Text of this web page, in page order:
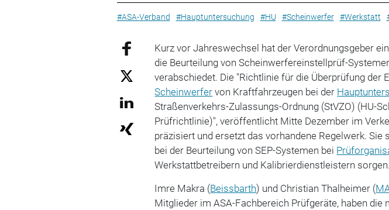
#ASA-Verband #Hauptuntersuchung #HU #Scheinwerfer #Werkstatt
Kurz vor Jahreswechsel hat der Verordnungsgeber
die Beurteilung von Scheinwerfereinstellprüf-
verabschiedet. Die "Richtlinie für die Überprüfung der
Scheinwerfer von Kraftfahrzeugen bei der
Straßenverkehrs-Zulassungs-Ordnung (StVZO) (HU-
Prüfrichtlinie)", veröffentlicht Mitte Dezember im
präzisiert und ersetzt das vorhandene Regelwerk. Sie
bei der Beurteilung von SEP-Systemen bei
Werkstattbetreibern und Kalibrierdienstleistern sorgen.
Imre Makra (Beissbarth) und Christian Thalheimer (
Mitglieder im ASA-Fachbereich Prüfgeräte, haben die